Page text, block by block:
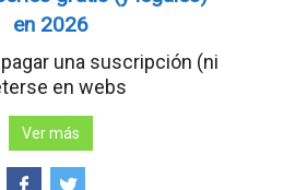
en 2026
una suscripción (ni
en webs
Ver más